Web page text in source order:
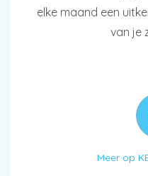
elke maand een
van je
Meer op